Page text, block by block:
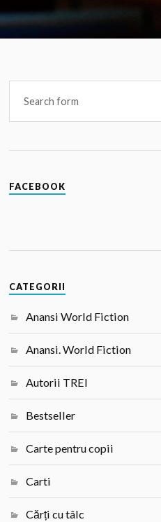
FACEBOOK
CATEGORII
Anansi World Fiction
Anansi. World Fiction
Autorii TREI
Bestseller
Carte pentru copii
Carti
Cărți cu tâlc